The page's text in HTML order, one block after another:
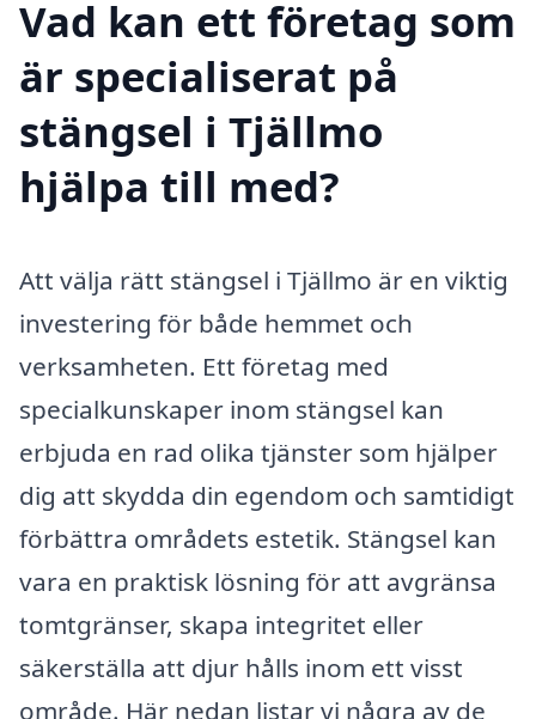
Vad kan ett företag som
är specialiserat på
stängsel i Tjällmo
hjälpa till med?
Att välja rätt stängsel i Tjällmo är en viktig
investering för både hemmet och
verksamheten. Ett företag med
specialkunskaper inom stängsel kan
erbjuda en rad olika tjänster som hjälper
dig att skydda din egendom och samtidigt
förbättra områdets estetik. Stängsel kan
vara en praktisk lösning för att avgränsa
tomtgränser, skapa integritet eller
säkerställa att djur hålls inom ett visst
område. Här nedan listar vi några av de